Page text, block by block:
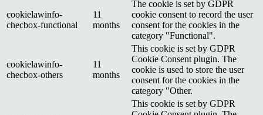
cookielawinfo-
checbox-functional
11
months
The cookie is set by GDPR
cookie consent to record the user
consent for the cookies in the
category "Functional".
cookielawinfo-
checbox-others
11
months
This cookie is set by GDPR
Cookie Consent plugin. The
cookie is used to store the user
consent for the cookies in the
category "Other.
This cookie is set by GDPR